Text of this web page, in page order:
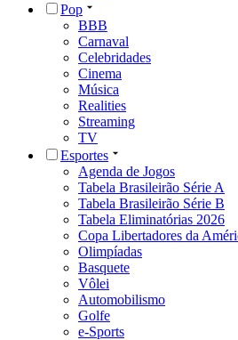
Pop
BBB
Carnaval
Celebridades
Cinema
Música
Realities
Streaming
TV
Esportes
Agenda de Jogos
Tabela Brasileirão Série A
Tabela Brasileirão Série B
Tabela Eliminatórias 2026
Copa Libertadores da
Olimpíadas
Basquete
Vôlei
Automobilismo
Golfe
e-Sports